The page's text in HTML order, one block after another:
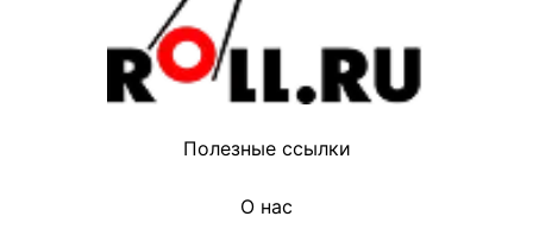
Полезные ссылки
О нас